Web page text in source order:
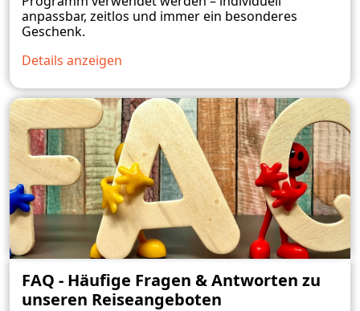
anpassbar, zeitlos und immer ein besonderes
Geschenk.
Details anzeigen
FAQ - Häufige Fragen & Antworten zu
unseren Reiseangeboten